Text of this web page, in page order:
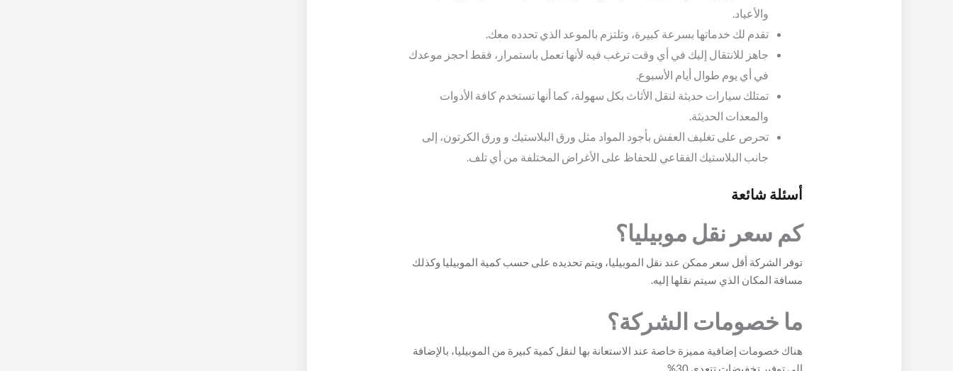
والأعياد.
تقدم لك خدماتها بسرعة كبيرة، وتلتزم بالموعد الذي تحدده معك.
جاهز للانتقال إليك في أي وقت ترغب فيه لأنها تعمل باستمرار، فقط احجز موعدك
في أي يوم طوال أيام الأسبوع.
تمتلك سيارات حديثة لنقل الأثاث بكل سهولة، كما أنها تستخدم كافة الأدوات
والمعدات الحديثة.
تحرص على تغليف العفش بأجود المواد مثل ورق البلاستيك و ورق الكرتون، إلى
جانب البلاستيك الفقاعي للحفاظ على الأغراض المختلفة من أي تلف.
أسئلة شائعة
كم سعر نقل موبيليا؟
توفر الشركة أقل سعر ممكن عند نقل الموبيليا، ويتم تحديده على حسب كمية الموبيليا وكذلك
مسافة المكان الذي سيتم نقلها إليه.
ما خصومات الشركة؟
هناك خصومات إضافية مميزة خاصة عند الاستعانة بها لنقل كمية كبيرة من الموبيليا، بالإضافة
إلى توفير تخفيضات تتعدى 30%.